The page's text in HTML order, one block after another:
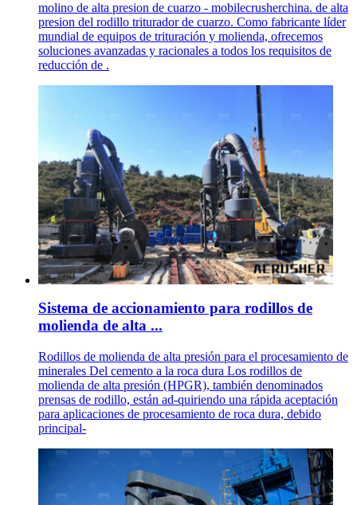
molino de alta presion de cuarzo - mobilecrusherchina. de alta
presion del rodillo triturador de cuarzo. Como fabricante líder
mundial de equipos de trituración y molienda, ofrecemos
soluciones avanzadas y racionales a todos los requisitos de
reducción de .
Sistema de accionamiento para rodillos de
molienda de alta ...
Rodillos de molienda de alta presión para el procesamiento de
minerales Del cemento a la roca dura Los rodillos de
molienda de alta presión (HPGR), también denominados
prensas de rodillo, están ad-quiriendo una rápida aceptación
para aplicaciones de procesamiento de roca dura, debido
principal-